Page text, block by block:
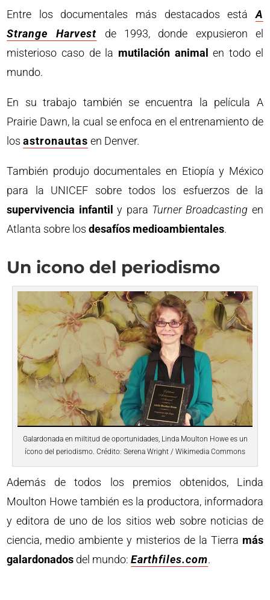
Entre los documentales más destacados estáA
Strange Harvest de 1993, donde expusieron el
misterioso caso de la mutilación animal
en todo el
mundo.
En su trabajo también se encuentra la película A
Prairie Dawn, la cual se enfoca en el entrenamiento de
losastronautas en Denver.
También produjo documentales en Etiopía y México
para la UNICEF sobre todos los esfuerzos de la
supervivencia infantil y para Turner Broadcasting en
Atlanta sobre losdesafíos medioambientales.
Un icono del periodismo
Galardonada en miltitud de oportunidades, Linda Moulton Howe es un
ícono del periodismo. Crédito: Serena Wright / Wikimedia Commons
Además de todos los premios obtenidos, Linda
Moulton Howe también es la productora, informadora
y editora de uno de los sitios web sobre noticias de
ciencia, medio ambiente y misterios de la Tierra más
galardonados del mundo:Earthfiles.com.